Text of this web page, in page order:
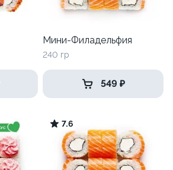
Мини-Филадельфия
240 гр
549 ₽
7.6